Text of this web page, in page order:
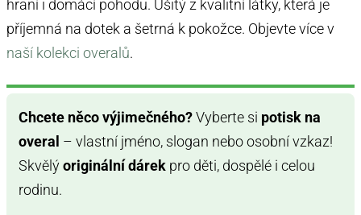
hraní i domácí pohodu. Ušitý z kvalitní látky, která je
příjemná na dotek a šetrná k pokožce. Objevte více v
naší kolekci overalů.
Chcete něco výjimečného?Vyberte si potisk na
overal – vlastní jméno, slogan nebo osobní vzkaz!
Skvělýoriginální dárek pro děti, dospělé i celou
rodinu.